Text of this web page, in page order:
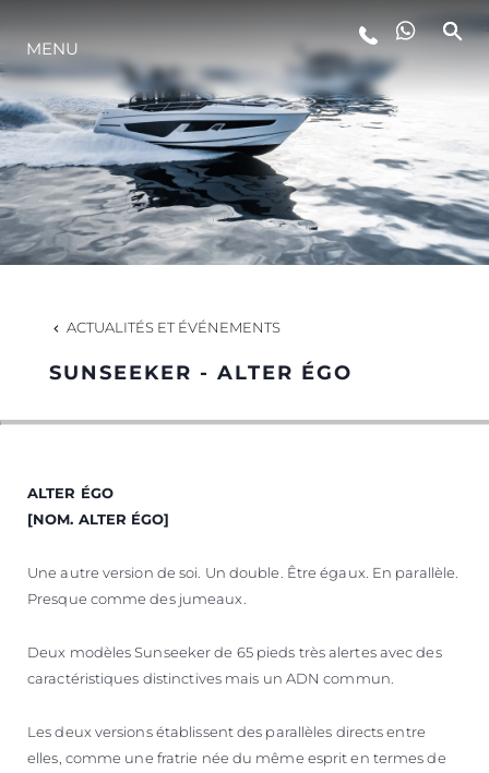
STYLE DE VIE
L'INNOVATION
LA SOCIÉTÉ
NOTRE ÉQUIPE
MENU
ACTUALITÉS ET ÉVÉNEMENTS
SUNSEEKER - ALTER ÉGO
ALTER ÉGO
[NOM. ALTER ÉGO]
Une autre version de soi. Un double. Être égaux. En parallèle.
Presque comme des jumeaux.
Deux modèles Sunseeker de 65 pieds très alertes avec des
caractéristiques distinctives mais un ADN commun.
Les deux versions établissent des parallèles directs entre
elles, comme une fratrie née du même esprit en termes de